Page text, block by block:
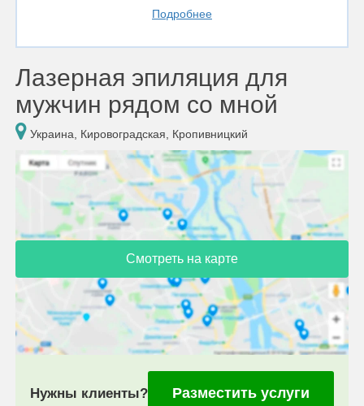
Подробнее
Лазерная эпиляция для
мужчин рядом со мной
Украина, Кировоградская, Кропивницкий
Смотреть на карте
Нужны клиенты? Разместить услуги